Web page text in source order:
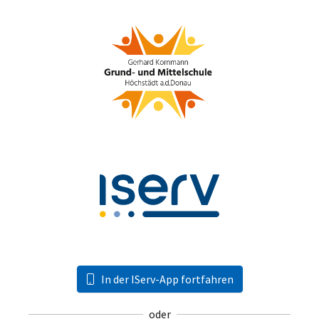
In der IServ-App fortfahren
oder